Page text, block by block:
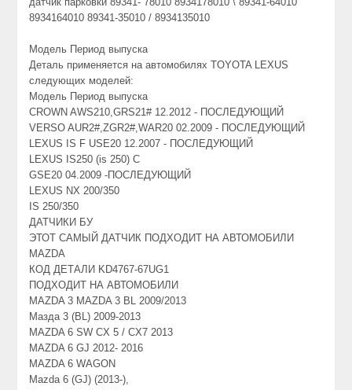
8934164010 89341-35010 / 8934135010
Модель Период выпуска
Деталь применяется на автомобилях TOYOTA LEXUS
следующих моделей:
Модель Период выпуска
CROWN AWS210,GRS21# 12.2012 - ПОСЛЕДУЮЩИЙ
VERSO AUR2#,ZGR2#,WAR20 02.2009 - ПОСЛЕДУЮЩИЙ
LEXUS IS F USE20 12.2007 - ПОСЛЕДУЮЩИЙ
LEXUS IS250 (is 250) C
GSE20 04.2009 -ПОСЛЕДУЮЩИЙ
LEXUS NX 200/350
IS 250/350
ДАТЧИКИ БУ
ЭТОТ САМЫЙ ДАТЧИК ПОДХОДИТ НА АВТОМОБИЛИ
MAZDA
КОД ДЕТАЛИ KD4767-67UG1
ПОДХОДИТ НА АВТОМОБИЛИ
MAZDA 3 MAZDA 3 BL 2009/2013
Мазда 3 (BL) 2009-2013
MAZDA 6 SW CX 5 / CX7 2013
MAZDA 6 GJ 2012- 2016
MAZDA 6 WAGON
Mazda 6 (GJ) (2013-),